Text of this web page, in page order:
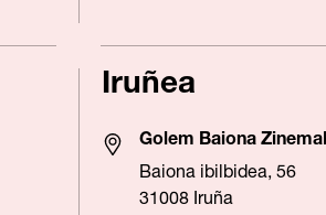
Iruñea
Golem Baiona
Baiona ibilbidea, 56
31008 Iruña